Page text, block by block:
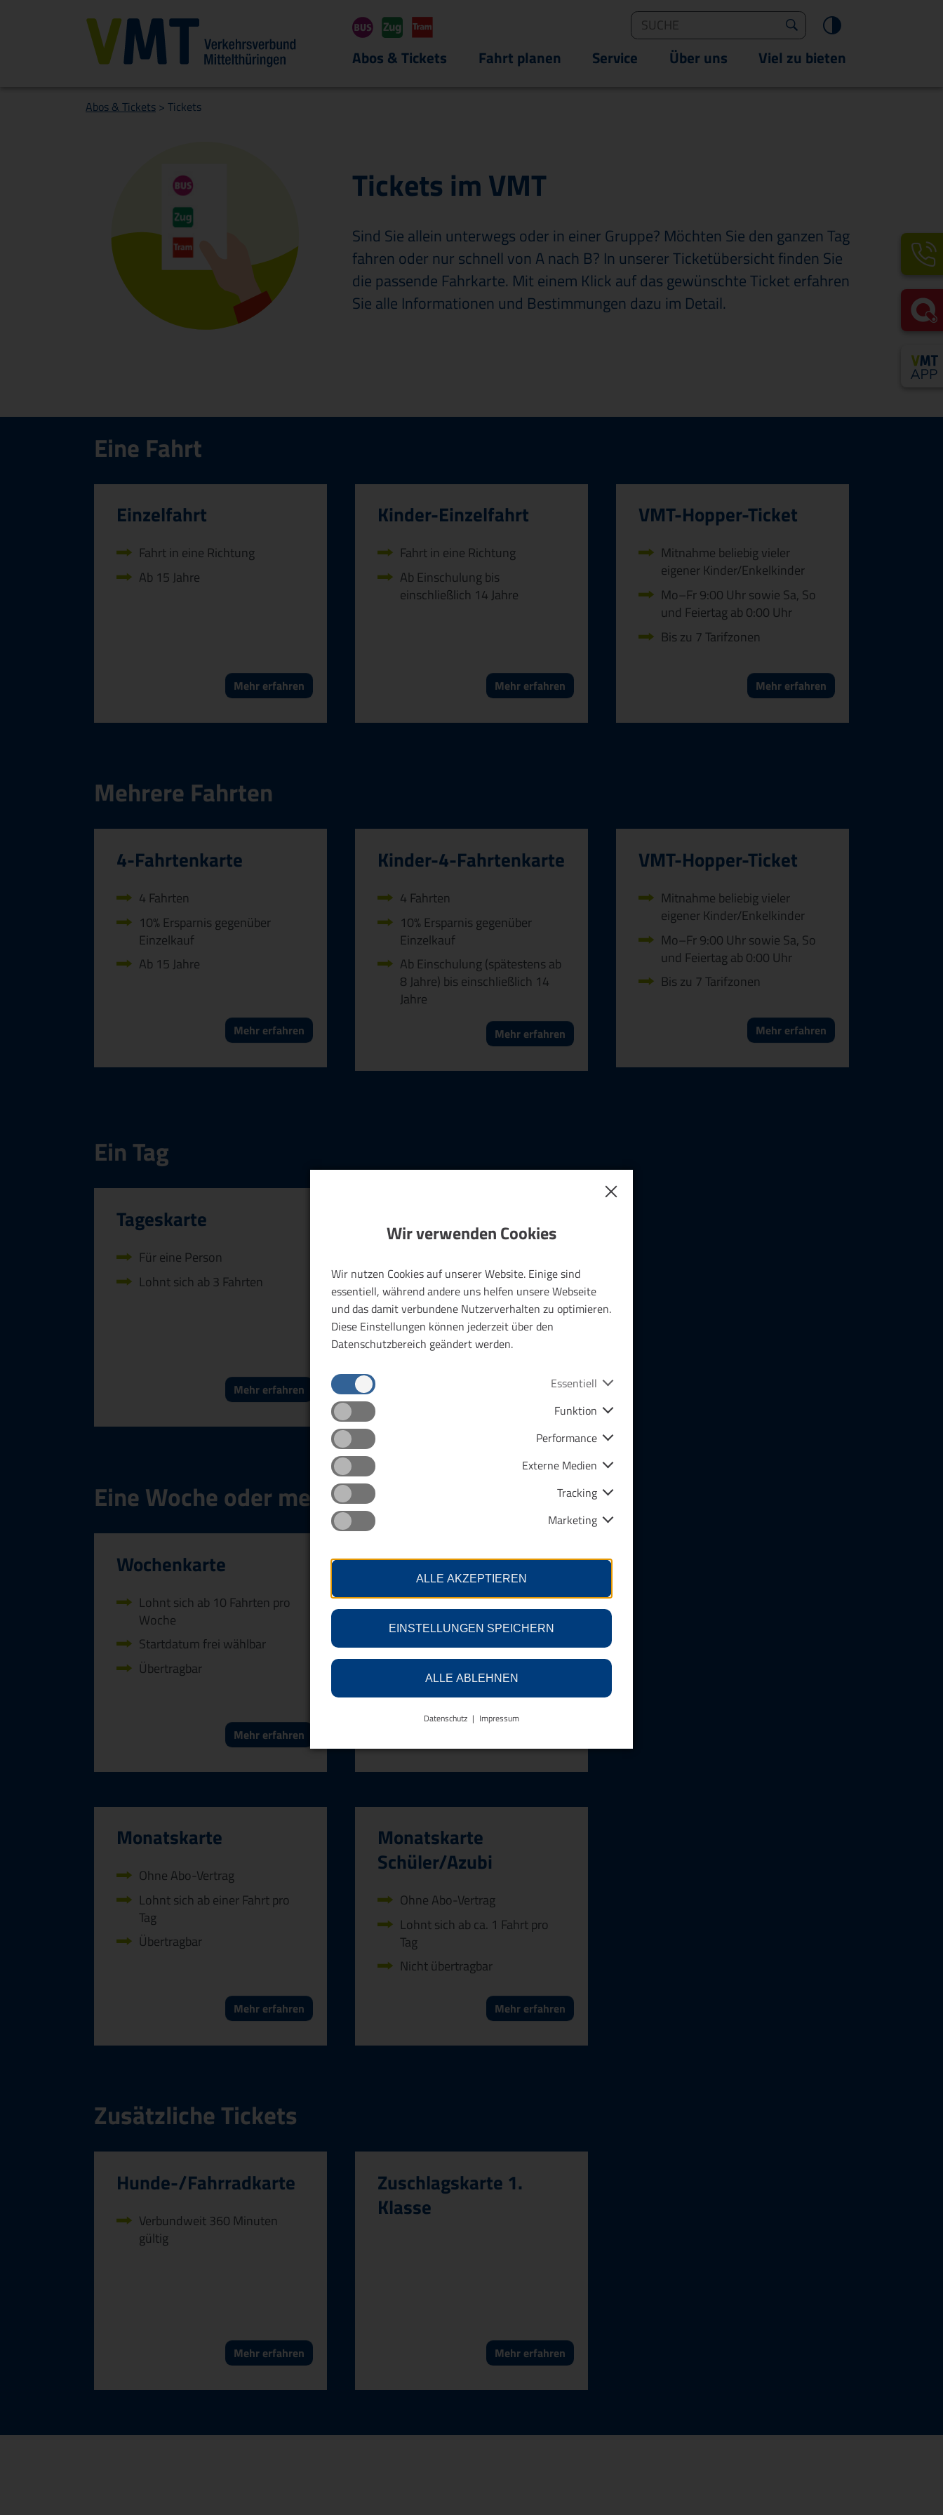
Hauptregion der Seite anspringen
Suche Suche starten
Abos & Tickets Fahrt planen Service Über uns Viel zu bieten
Abos & Tickets > Tickets
Tickets im VMT
Sind Sie allein unterwegs oder in einer Gruppe? Möchten Sie den ganzen Tag
fahren oder nur schnell von A nach B? In unserer Ticketübersicht finden Sie
die passende Fahrkarte. Mit einem Klick auf das gewünschte Ticket erfahren
Sie alle Informationen und Bestimmungen dazu im Detail.
Eine Fahrt
Einzelfahrt
Fahrt in eine Richtung
Ab 15 Jahre
Mehr erfahren
Kinder-Einzelfahrt
Fahrt in eine Richtung
Ab Einschulung bis
einschließlich 14 Jahre
Mehr erfahren
VMT-Hopper-Ticket
Mitnahme beliebig vieler
eigener Kinder/Enkelkinder
Mo–Fr 9:00 Uhr sowie Sa, So
und Feiertag ab 0:00 Uhr
Bis zu 7 Tarifzonen
Mehr erfahren
Mehrere Fahrten
4-Fahrtenkarte
4 Fahrten
10% Ersparnis gegenüber
Einzelkauf
Ab 15 Jahre
Mehr erfahren
Kinder-4-Fahrtenkarte
4 Fahrten
10% Ersparnis gegenüber
Einzelkauf
Ab Einschulung (spätestens ab
8 Jahre) bis einschließlich 14
Jahre
Mehr erfahren
VMT-Hopper-Ticket
Mitnahme beliebig vieler
eigener Kinder/Enkelkinder
Mo–Fr 9:00 Uhr sowie Sa, So
und Feiertag ab 0:00 Uhr
Bis zu 7 Tarifzonen
Mehr erfahren
Ein Tag
Tageskarte
Für eine Person
Lohnt sich ab 3 Fahrten
Mehr erfahren
Lohnt sich ab 2 Personen
Mehr erfahren
Eine Woche oder mehr
Wochenkarte
Lohnt sich ab 10 Fahrten pro
Woche
Startdatum frei wählbar
Übertragbar
Mehr erfahren
Wochenkarte
Schüler/Azubi
Startdatum frei wählbar
Nicht übertragbar
Monatskarte
Ohne Abo-Vertrag
Lohnt sich ab einer Fahrt pro
Tag
Übertragbar
Mehr erfahren
Monatskarte
Schüler/Azubi
Ohne Abo-Vertrag
Lohnt sich ab ca. 1 Fahrt pro
Tag
Nicht übertragbar
Mehr erfahren
Zusätzliche Tickets
Hunde-/Fahr­radkarte
Verbundweit 360 Minuten
gültig
Mehr erfahren
Zuschlagskarte 1.
Klasse
Mehr erfahren
Wir verwenden Cookies
Wir nutzen Cookies auf unserer Website. Einige sind
essentiell, während andere uns helfen unsere Webseite
und das damit verbundene Nutzerverhalten zu optimieren.
Diese Einstellungen können jederzeit über den
Datenschutzbereich geändert werden.
Essentiell
Funktion
Performance
Externe Medien
Tracking
Marketing
ALLE AKZEPTIEREN
EINSTELLUNGEN SPEICHERN
ALLE ABLEHNEN
Datenschutz Impressum